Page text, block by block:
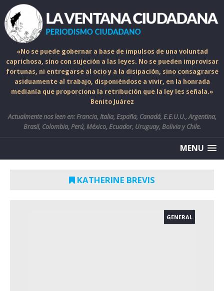
«No se puede gobernar a base de impulsos de una voluntad
caprichosa, sino con sujeción a las leyes. No se pueden improvisar
fortunas, ni entregarse al ocio y a la disipación, sino consagrarse
asiduamente al trabajo, disponiéndose a vivir, en la honrada
medianía que proporciona la retribución que la ley les señala.»
Benito Juárez
Actualmente nos leen en: Francia, Italia, España, Canadá, E.E.U.U., Argentina,
Brasil, Colombia, Perú, México, Ecuador, Uruguay, Bolivia y Chile.
MENU
KATHERINE BREVIS
GENERAL